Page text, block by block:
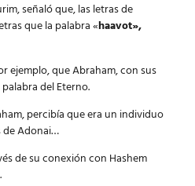
señaló que, las letras de
que la palabra «haavot»,
ejemplo, que Abraham, con sus
del Eterno.
percibía que era un individuo
de Adonai…
de su conexión con Hashem